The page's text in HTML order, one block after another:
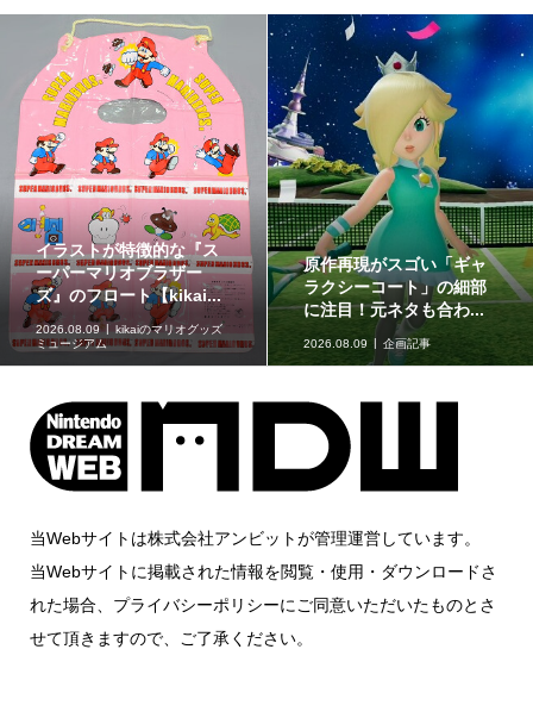
今からでも楽しめる！
『マリオカート ツアー』
の魅力と遊び方
2026.08.08 企画記事
長さ30cmの可動式プラモ
「ポケモンプラモコレク
ション セレクトシリー...
2026.08.08 グッズ情報
当Webサイトは株式会社アンビットが管理運営しています。
当Webサイトに掲載された情報を閲覧・使用・ダウンロードさ
れた場合、プライバシーポリシーにご同意いただいたものとさ
せて頂きますので、ご了承ください。